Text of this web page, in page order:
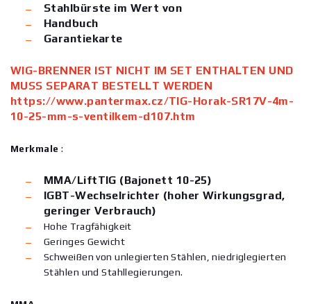
Stahlbürste im Wert von
Handbuch
Garantiekarte
WIG-BRENNER IST NICHT IM SET ENTHALTEN UND
MUSS SEPARAT BESTELLT WERDEN
https://www.pantermax.cz/TIG-Horak-SR17V-4m-
10-25-mm-s-ventilkem-d107.htm
Merkmale :
MMA/LiftTIG (Bajonett 10-25)
IGBT-Wechselrichter (hoher Wirkungsgrad,
geringer Verbrauch)
Hohe Tragfähigkeit
Geringes Gewicht
Schweißen von unlegierten Stählen, niedriglegierten
Stählen und Stahllegierungen.